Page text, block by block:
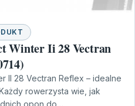
Winter Ii 28 Vectran
II 28 Vectran Reflex – idealne
rowerzysta wie, jak